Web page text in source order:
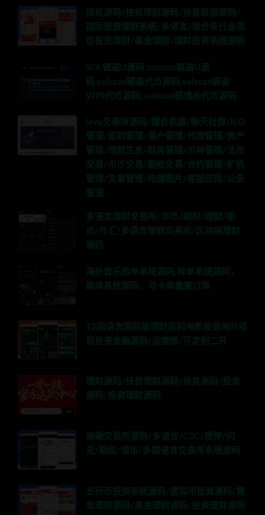
扶贫源码/扶贫理财源码/扶贫投资源码/
国际投资理财系统/多语言/适合各行业项
目投资理财/基金理财/理财投资系统源码
SOL链盗U源码,solscan链盗U源
码,solscan链盗代币源码,solscan链盗
WIFI代币源码,,solscan链通杀代币源码
java交易所源码/撮合机器/聊天社群/IEO
管理/签到管理/用户管理/代理管理/资产
管理/理财生息/财务管理/币种管理/法币
交易/币币交易/期权交易/合约管理/矿机
管理/文章管理/轮播图片/客服应用/公告
管理
多语言理财交易所/币币/期权/理财/新
币/外汇/多语言理财交易所/区块链理财
源码
海外音乐抢单系统源码,抢单系统源码，
刷单系统源码，可卡单重置订单
12国语言国际版理财返利电影投资海外项
目投资金融源码/运营版/可定制二开
理财源码/扶贫理财源码/扶贫源码/投资
源码/投资理财源码
高端交易所源码/多语言/C2C/质押/闪
兑/期权/借币/多国语言交易所系统源码
五行币投资系统源码/虚拟币投资源码/黄
金理财源码/基金理财源码/投资理财源码